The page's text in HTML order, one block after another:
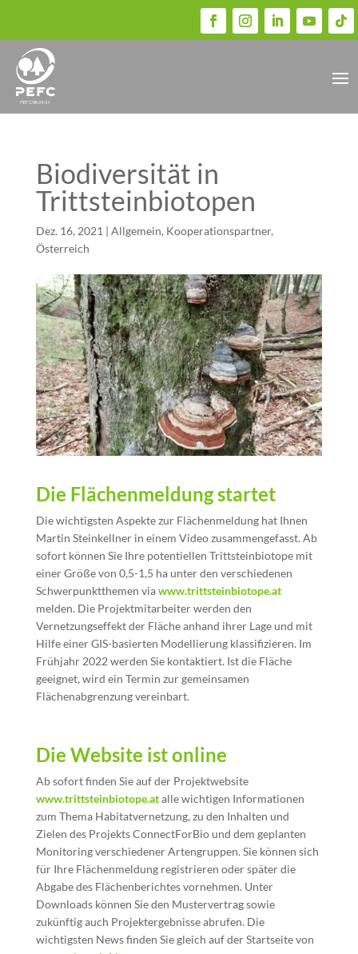
Biodiversität in
Trittsteinbiotopen
Dez. 16, 2021 | Allgemein, Kooperationspartner,
Österreich
Die Flächenmeldung startet
Die wichtigsten Aspekte zur Flächenmeldung hat Ihnen
Martin Steinkellner in einem Video zusammengefasst. Ab
sofort können Sie Ihre potentiellen Trittsteinbiotope mit
einer Größe von 0,5-1,5 ha unter den verschiedenen
Schwerpunktthemen viawww.trittsteinbiotope.at
melden. Die Projektmitarbeiter werden den
Vernetzungseffekt der Fläche anhand ihrer Lage und mit
Hilfe einer GIS-basierten Modellierung klassifizieren. Im
Frühjahr 2022 werden Sie kontaktiert. Ist die Fläche
geeignet, wird ein Termin zur gemeinsamen
Flächenabgrenzung vereinbart.
Die Website ist online
Ab sofort finden Sie auf der Projektwebsite
www.trittsteinbiotope.atalle wichtigen Informationen
zum Thema Habitatvernetzung, zu den Inhalten und
Zielen des Projekts ConnectForBio und dem geplanten
Monitoring verschiedener Artengruppen. Sie können sich
für Ihre Flächenmeldung registrieren oder später die
Abgabe des Flächenberichtes vornehmen. Unter
Downloads können Sie den Mustervertrag sowie
zukünftig auch Projektergebnisse abrufen. Die
wichtigsten News finden Sie gleich auf der Startseite von